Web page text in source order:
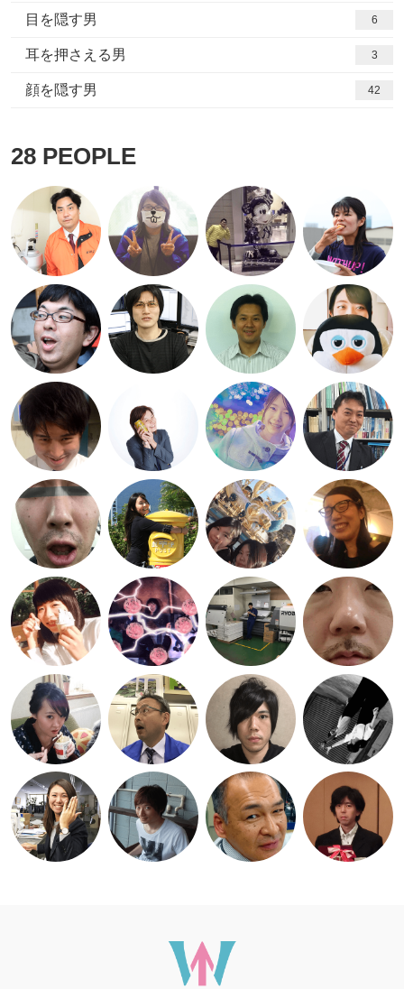
目を隠す男 6
耳を押さえる男 3
顔を隠す男 42
28 PEOPLE